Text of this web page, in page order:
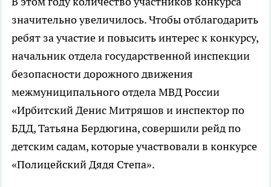
значительно увеличилось. Чтобы отблагодарить
ребят за участие и повысить интерес к конкурсу,
начальник отдела государственной инспекции
безопасности дорожного движения
межмуниципального отдела МВД России
«Ирбитский Денис Митряшов и инспектор по
БДД, Татьяна Бердюгина, совершили рейд по
детским садам, которые участвовали в конкурсе
«Полицейский Дядя Степа».